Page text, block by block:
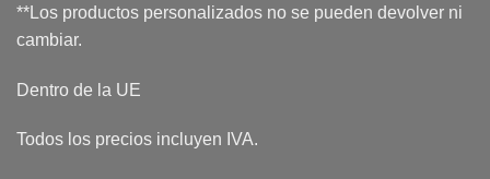
**Los productos personalizados no se pueden devolver ni
cambiar.
Dentro de la UE
Todos los precios incluyen IVA.